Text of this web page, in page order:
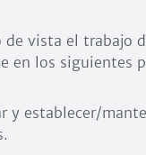
de vista el trabajo
en los siguientes
y establecer/